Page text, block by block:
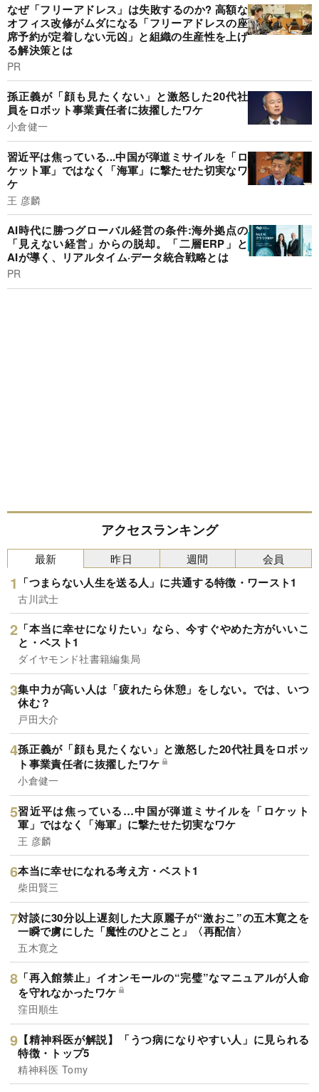
なぜ「フリーアドレス」は失敗するのか? 高額な
オフィス改修がムダになる「フリーアドレスの座
席予約が定着しない元凶」と組織の生産性を上げ
る解決策とは
PR
孫正義が「顔も見たくない」と激怒した20代社
員をロボット事業責任者に抜擢したワケ
小倉健一
習近平は焦っている...中国が弾道ミサイルを「ロ
ケット軍」ではなく「海軍」に撃たせた切実なワ
ケ
王 彦麟
AI時代に勝つグローバル経営の条件:海外拠点の
「見えない経営」からの脱却。「二層ERP」と
AIが導く、リアルタイム·データ統合戦略とは
PR
アクセスランキング
最新
「つまらない人生を送る人」に共通する特徴・ワースト1
古川武士
「本当に幸せになりたい」なら、今すぐやめた方がいいこ
と・ベスト1
ダイヤモンド社書籍編集局
集中力が高い人は「疲れたら休憩」をしない。では、いつ
休む？
戸田大介
孫正義が「顔も見たくない」と激怒した20代社員をロボッ
ト事業責任者に抜擢したワケ
小倉健一
習近平は焦っている…中国が弾道ミサイルを「ロケット
軍」ではなく「海軍」に撃たせた切実なワケ
王 彦麟
本当に幸せになれる考え方・ベスト1
柴田賢三
対談に30分以上遅刻した大原麗子が“激おこ”の五木寛之を
一瞬で虜にした「魔性のひとこと」〈再配信〉
五木寛之
「再入館禁止」イオンモールの“完璧”なマニュアルが人命
を守れなかったワケ
窪田順生
【精神科医が解説】「うつ病になりやすい人」に見られる
特徴・トップ5
精神科医 Tomy
昨日 週間 会員